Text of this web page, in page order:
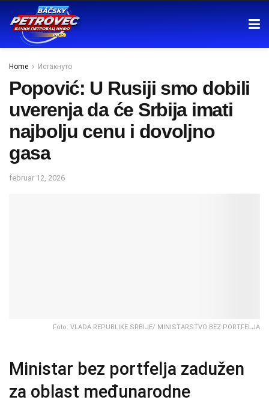
Home Истакнуто
Popović: U Rusiji smo dobili
uverenja da će Srbija imati
najbolju cenu i dovoljno
gasa
februar 12, 2026
Foto: VLADA REPUBLIKE SRBIJE/ MINISTARSTVO BEZ PORTFELJA
Ministar bez portfelja zadužen
za oblast međunarodne